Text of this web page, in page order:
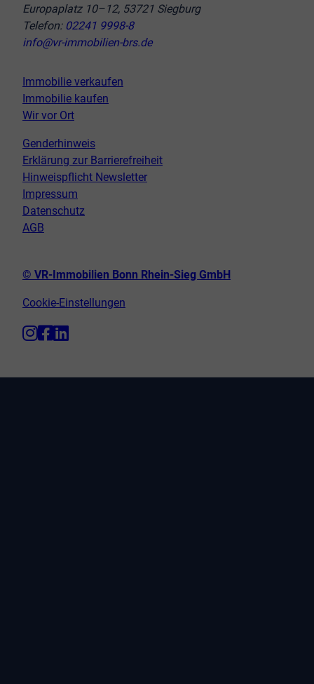
Europaplatz 10–12, 53721 Siegburg
Telefon: 02241 9998-8
info@vr-immobilien-brs.de
Immobilie verkaufen
Immobilie kaufen
Wir vor Ort
Genderhinweis
Erklärung zur Barrierefreiheit
Hinweispflicht Newsletter
Impressum
Datenschutz
AGB
© VR-Immobilien Bonn Rhein-Sieg GmbH
Cookie-Einstellungen